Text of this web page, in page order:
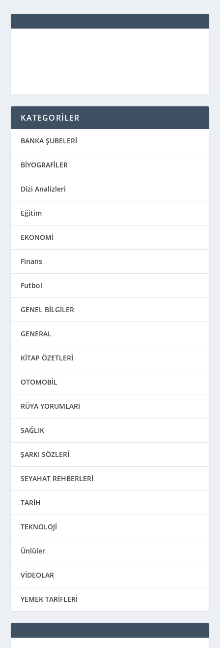
KATEGORİLER
BANKA ŞUBELERİ
BİYOGRAFİLER
Dizi Analizleri
Eğitim
EKONOMİ
Finans
Futbol
GENEL BİLGİLER
GENERAL
KİTAP ÖZETLERİ
OTOMOBİL
RÜYA YORUMLARI
SAĞLIK
ŞARKI SÖZLERİ
SEYAHAT REHBERLERİ
TARİH
TEKNOLOJİ
Ünlüler
VİDEOLAR
YEMEK TARİFLERİ